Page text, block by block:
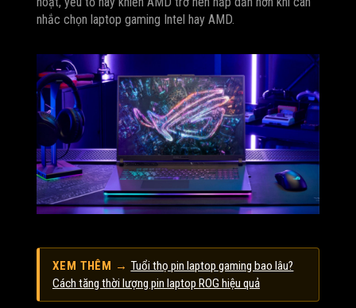
nhắc chọn laptop gaming Intel hay AMD.
XEM THÊM → Tuổi thọ pin laptop gaming bao lâu?
Cách tăng thời lượng pin laptop ROG hiệu quả